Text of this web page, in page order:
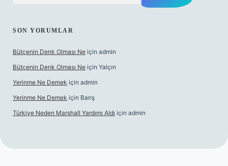
SON YORUMLAR
Bütçenin Denk Olması Ne için admin
Bütçenin Denk Olması Ne için Yalçın
Yerinme Ne Demek için admin
Yerinme Ne Demek için Barış
Türkiye Neden Marshall Yardımı Aldı için admin